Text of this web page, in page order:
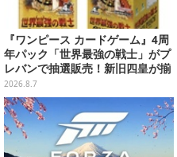
『ワンピース カードゲーム』4周
年パック「世界最強の戦士」がプ
レバンで抽選販売！新旧四皇が揃
い踏み、刃牙作者が描く「カイド
ウ」も
2026.8.7